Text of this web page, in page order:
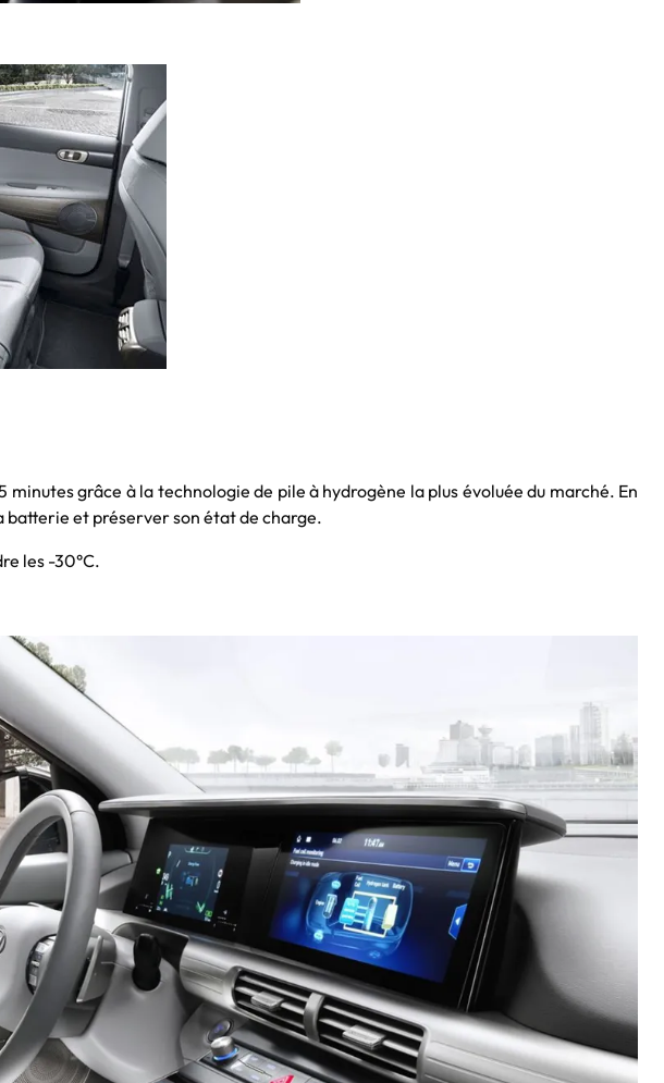
grâce à la technologie de pile à hydrogène la plus évoluée du marché. En
batterie et préserver son état de charge.
les -30°C.